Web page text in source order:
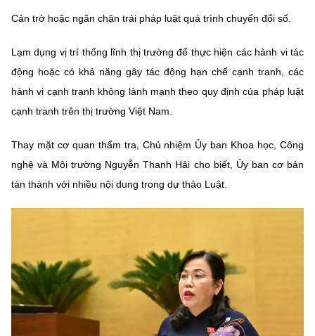
Cản trở hoặc ngăn chặn trái pháp luật quá trình chuyển đổi số.
Lạm dụng vị trí thống lĩnh thị trường để thực hiện các hành vi tác
động hoặc có khả năng gây tác động hạn chế cạnh tranh, các
hành vi cạnh tranh không lành mạnh theo quy định của pháp luật
cạnh tranh trên thị trường Việt Nam.
Thay mặt cơ quan thẩm tra, Chủ nhiệm Ủy ban Khoa học, Công
nghệ và Môi trường Nguyễn Thanh Hải cho biết, Ủy ban cơ bản
tán thành với nhiều nội dung trong dự thảo Luật.